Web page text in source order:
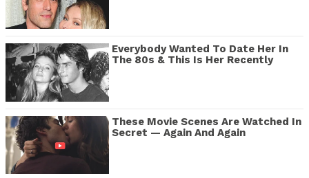
Everybody Wanted To Date Her In
The 80s & This Is Her Recently
These Movie Scenes Are Watched In
Secret — Again And Again